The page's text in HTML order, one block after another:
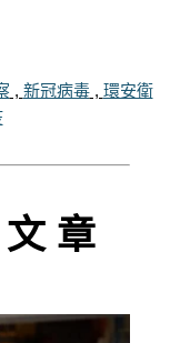
, 新冠病毒, 環安衛
章